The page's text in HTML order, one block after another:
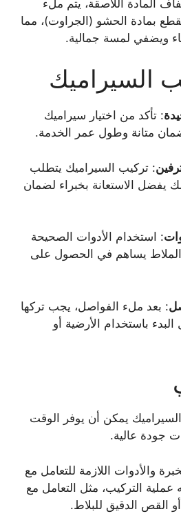
المادة اللاصقة، يتم ملء
بمادة الحشو (الجراوت)، مما
ويضفي لمسة جمالية.
السيراميك
: تأكد من اختيار سيراميك
متانة وطول عمر الخدمة.
: تركيب السيراميك يتطلب
يفضل الاستعانة بخبراء لضمان
: استخدام الأدوات الصحيحة
يساهم في الحصول على
: بعد ملء الفواصل، يجب تركها
باستخدام الأرضية أو
يمكن أن يوفر الوقت
جودة عالية.
والأدوات اللازمة للتعامل مع
عملية التركيب، مثل التعامل مع
القص الدقيق للبلاط.